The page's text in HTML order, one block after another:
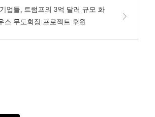
업들, 트럼프의 3억 달러 규모 화
스 무도회장 프로젝트 후원